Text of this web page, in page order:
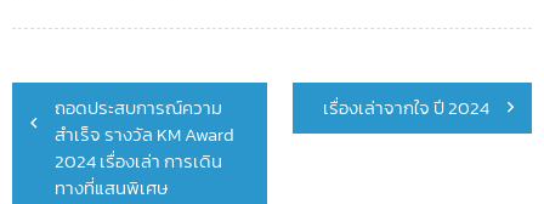
Post
navigation
ถอดประสบการณ์ความ
สำเร็จ รางวัล KM Award
2024 เรื่องเล่า การเดิน
ทางที่แสนพิเศษ
เรื่องเล่าจากใจ ปี 2024